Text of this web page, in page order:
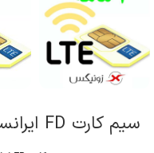
سیم کارت FD ایرانسل اینترنت 1ماهه زونیکس